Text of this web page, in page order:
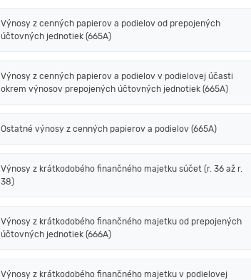
Výnosy z cenných papierov a podielov od prepojených
účtovných jednotiek (665A)
Výnosy z cenných papierov a podielov v podielovej účasti
okrem výnosov prepojených účtovných jednotiek (665A)
Ostatné výnosy z cenných papierov a podielov (665A)
Výnosy z krátkodobého finančného majetku súčet (r. 36 až r.
38)
Výnosy z krátkodobého finančného majetku od prepojených
účtovných jednotiek (666A)
Výnosy z krátkodobého finančného majetku v podielovej